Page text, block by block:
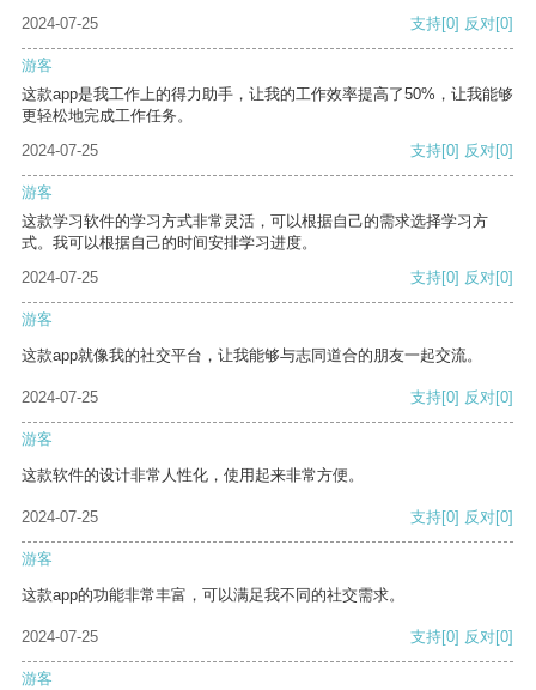
2024-07-25
支持[0] 反对[0]
游客
这款app是我工作上的得力助手，让我的工作效率提高了50%，让我能够
更轻松地完成工作任务。
2024-07-25
支持[0] 反对[0]
游客
这款学习软件的学习方式非常灵活，可以根据自己的需求选择学习方
式。我可以根据自己的时间安排学习进度。
2024-07-25
支持[0] 反对[0]
游客
这款app就像我的社交平台，让我能够与志同道合的朋友一起交流。
2024-07-25 支持[0] 反对[0]
游客
这款软件的设计非常人性化，使用起来非常方便。
2024-07-25 支持[0] 反对[0]
游客
这款app的功能非常丰富，可以满足我不同的社交需求。
2024-07-25 支持[0] 反对[0]
游客